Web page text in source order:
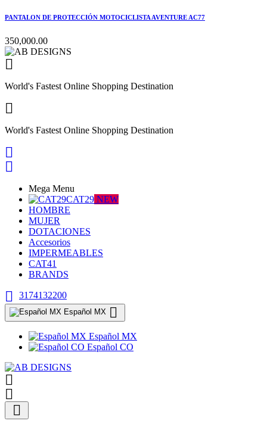
PANTALON DE PROTECCIÓN MOTOCICLISTA AVENTURE AC77
350,000.00

World's Fastest Online Shopping Destination

World's Fastest Online Shopping Destination


Mega Menu
CAT29 NEW
HOMBRE
MUJER
DOTACIONES
Accesorios
IMPERMEABLES
CAT41
BRANDS
 3174132200
Español MX 
Español MX
Español CO


